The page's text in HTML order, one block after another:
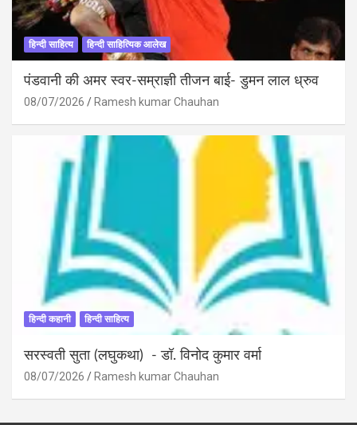
हिन्दी साहित्य हिन्दी साहित्यिक आलेख
पंडवानी की अमर स्वर-सम्राज्ञी तीजन बाई- डुमन लाल ध्रुव
08/07/2026 Ramesh kumar Chauhan
हिन्दी कहानी हिन्दी साहित्य
सरस्वती सुता (लघुकथा) ​- डॉ. विनोद कुमार वर्मा
08/07/2026 Ramesh kumar Chauhan